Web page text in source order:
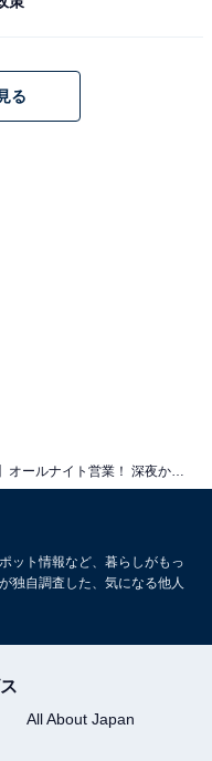
【大阪府】オールナイト営業！ 深夜から早朝まで利用できる人気スパ・銭湯3選
る
ット情報など、暮らしがもっ
独自調査した、気になる他人
All About Japan